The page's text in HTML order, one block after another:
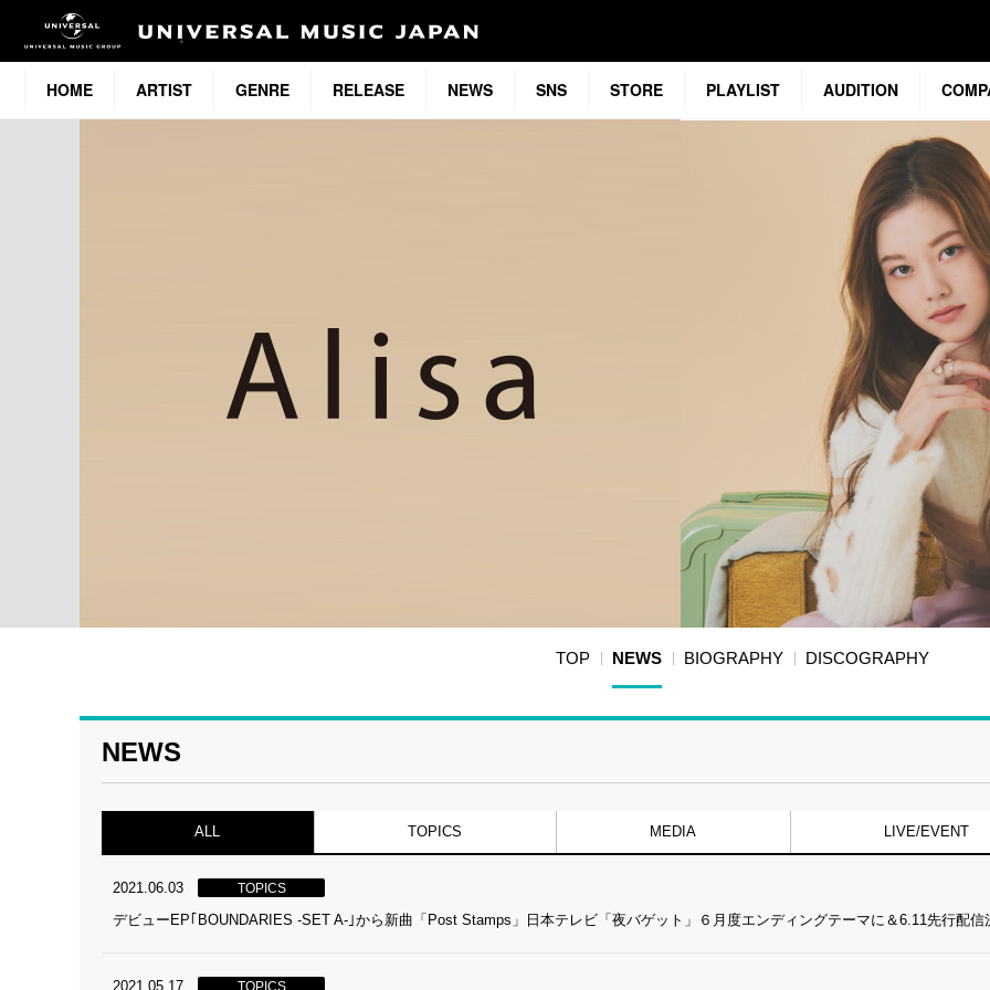
HOME ARTIST GENRE RELEASE NEWS SNS STORE PLAYLIST AUDITION
TOP NEWS BIOGRAPHY DISCOGRAPHY
NEWS
ALL TOPICS MEDIA LIVE/EVENT
2021.06.03 TOPICS
デビューEP｢BOUNDARIES -SET A-｣から新曲「Post Stamps」日本テレビ「夜バゲット」６月度エンディングテーマに＆6.11先行配信
2021.05.17